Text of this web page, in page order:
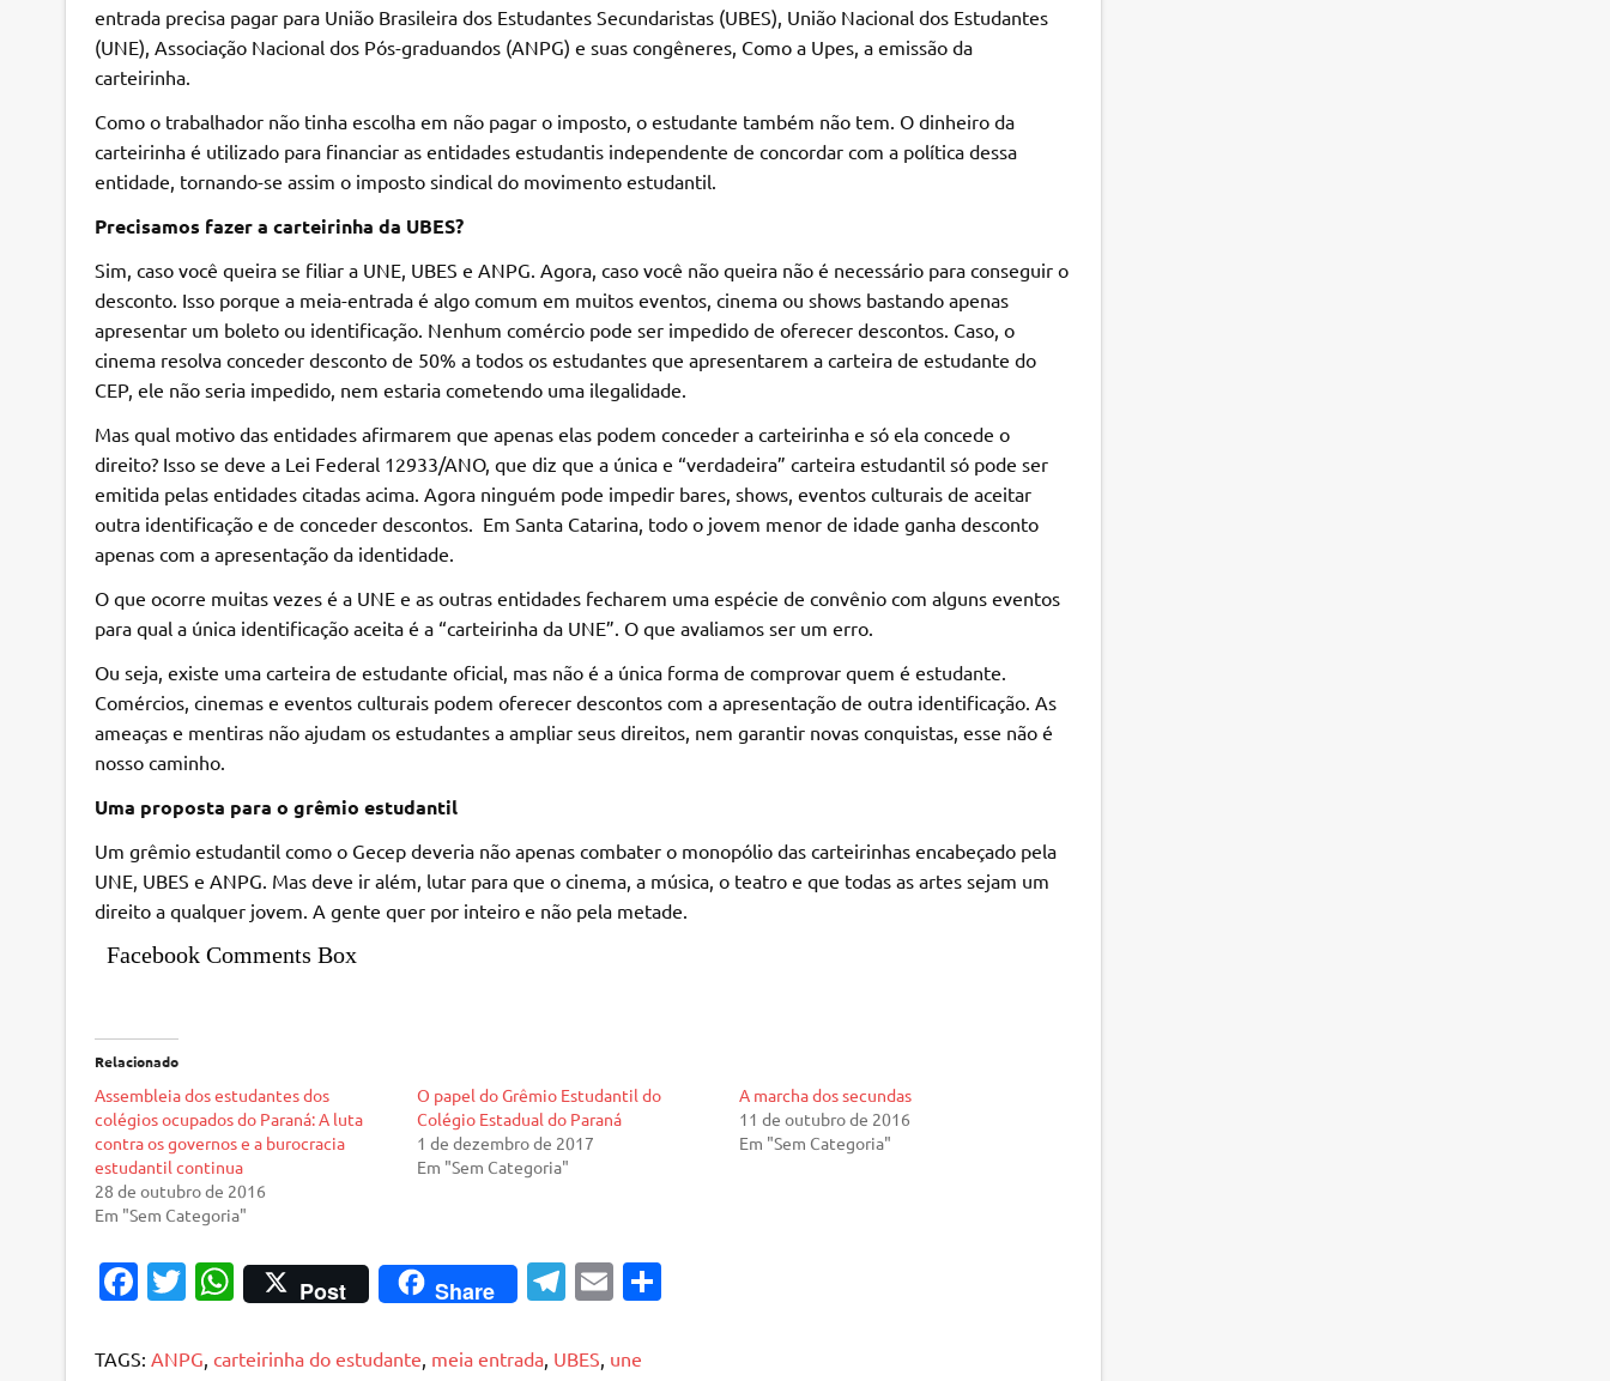
entrada precisa pagar para União Brasileira dos Estudantes Secundaristas (UBES), União Nacional dos Estudantes
(UNE), Associação Nacional dos Pós-graduandos (ANPG) e suas congêneres, Como a Upes, a emissão da
carteirinha.
Como o trabalhador não tinha escolha em não pagar o imposto, o estudante também não tem. O dinheiro da
carteirinha é utilizado para financiar as entidades estudantis independente de concordar com a política dessa
entidade, tornando-se assim o imposto sindical do movimento estudantil.
Precisamos fazer a carteirinha da UBES?
Sim, caso você queira se filiar a UNE, UBES e ANPG. Agora, caso você não queira não é necessário para conseguir o
desconto. Isso porque a meia-entrada é algo comum em muitos eventos, cinema ou shows bastando apenas
apresentar um boleto ou identificação. Nenhum comércio pode ser impedido de oferecer descontos. Caso, o
cinema resolva conceder desconto de 50% a todos os estudantes que apresentarem a carteira de estudante do
CEP, ele não seria impedido, nem estaria cometendo uma ilegalidade.
Mas qual motivo das entidades afirmarem que apenas elas podem conceder a carteirinha e só ela concede o
direito? Isso se deve a Lei Federal 12933/ANO, que diz que a única e “verdadeira” carteira estudantil só pode ser
emitida pelas entidades citadas acima. Agora ninguém pode impedir bares, shows, eventos culturais de aceitar
outra identificação e de conceder descontos. Em Santa Catarina, todo o jovem menor de idade ganha desconto
apenas com a apresentação da identidade.
O que ocorre muitas vezes é a UNE e as outras entidades fecharem uma espécie de convênio com alguns eventos
para qual a única identificação aceita é a “carteirinha da UNE”. O que avaliamos ser um erro.
Ou seja, existe uma carteira de estudante oficial, mas não é a única forma de comprovar quem é estudante.
Comércios, cinemas e eventos culturais podem oferecer descontos com a apresentação de outra identificação. As
ameaças e mentiras não ajudam os estudantes a ampliar seus direitos, nem garantir novas conquistas, esse não é
nosso caminho.
Uma proposta para o grêmio estudantil
Um grêmio estudantil como o Gecep deveria não apenas combater o monopólio das carteirinhas encabeçado pela
UNE, UBES e ANPG. Mas deve ir além, lutar para que o cinema, a música, o teatro e que todas as artes sejam um
direito a qualquer jovem. A gente quer por inteiro e não pela metade.
Facebook Comments Box
Relacionado
Assembleia dos estudantes dos
colégios ocupados do Paraná: A luta
contra os governos e a burocracia
estudantil continua
28 de outubro de 2016
Em "Sem Categoria"
O papel do Grêmio Estudantil do
Colégio Estadual do Paraná
1 de dezembro de 2017
Em "Sem Categoria"
A marcha dos secundas
11 de outubro de 2016
Em "Sem Categoria"
Fa
e
T
it
W
at
Post Share
T
e
E
ai
S
TAGS: ANPG, carteirinha do estudante, meia entrada, UBES, une